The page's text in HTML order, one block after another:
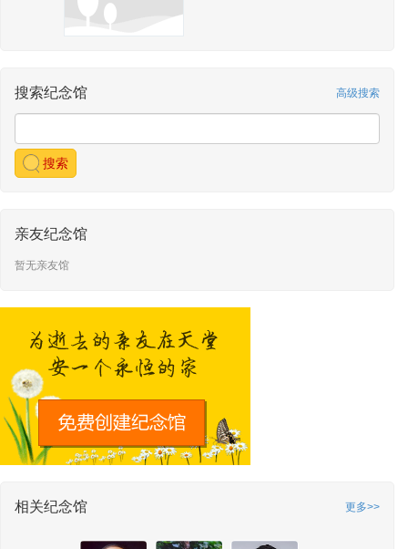
搜索纪念馆 高级搜索
搜索
亲友纪念馆
暂无亲友馆
相关纪念馆 更多>>